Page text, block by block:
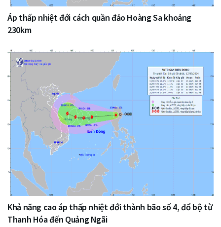
Áp thấp nhiệt đới cách quần đảo Hoàng Sa khoảng
230km
Khả năng cao áp thấp nhiệt đới thành bão số 4, đổ bộ từ
Thanh Hóa đến Quảng Ngãi